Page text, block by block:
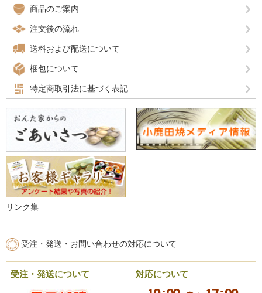
商品のご案内
注文後の流れ
送料および配送について
梱包について
特定商取引法に基づく表記
リンク集
受注・発送・お問い合わせの対応について
受注・発送について 対応について